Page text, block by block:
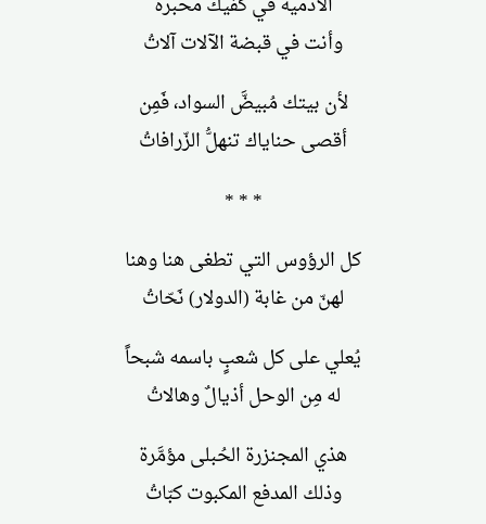
وأنت في قبضة الآلات آلاتُ
لأن بيتك مُبيضَّ السواد، فَمِن
أقصى حناياك تنهلُّ الزّرافاتُ
* * *
كل الرؤوس التي تطغى هنا وهنا
لهنّ من غابة (الدولار) نَحّاتُ
يُعلي على كل شعبٍ باسمه شبحاً
له مِن الوحل أذيالٌ وهالاتُ
هذي المجنزرة الحُبلى مؤمَّرة
وذلك المدفع المكبوت كبّاتُ